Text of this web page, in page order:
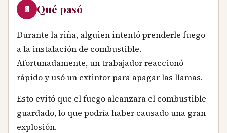
📄 Qué pasó
Durante la riña, alguien intentó prenderle fuego
a la instalación de combustible.
Afortunadamente, un trabajador reaccionó
rápido y usó un extintor para apagar las llamas.
Esto evitó que el fuego alcanzara el combustible
guardado, lo que podría haber causado una gran
explosión.